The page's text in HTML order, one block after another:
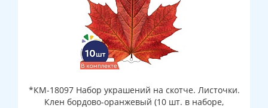
*КМ-18097 Набор украшений на скотче. Листочки.
Клен бордово-оранжевый (10 шт. в наборе,